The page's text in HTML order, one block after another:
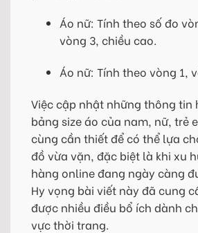
Áo nữ: Tính theo số đo
vòng 3, chiều cao.
Áo nữ: Tính theo vòng 1,
Việc cập nhật những thông tin
bảng size áo của nam, nữ, trẻ
cùng cần thiết để có thể lựa
đồ vừa vặn, đặc biệt là khi xu
hàng online đang ngày càng
Hy vọng bài viết này đã cung
được nhiều điều bổ ích dành
vực thời trang.